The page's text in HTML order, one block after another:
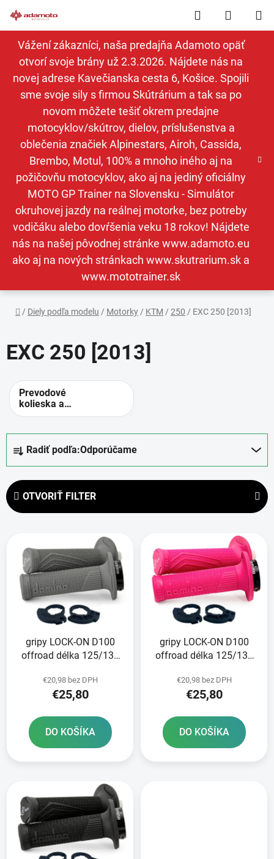
na
obsah
Vážení zákazníci, naša predajňa Adamoto opäť
otvorí svoje brány už 2.3.2026. Nájdete nás na
novej adrese Kavečianska cesta 6, Košice. Spojili
sme svoje sily s firmou Skútrárium a tak sa po
novom môžete tešiť okrem predajne
motocyklov/skútrov, dielov, príslušenstva a
oblečenia značiek Alpinestars, Airoh, Cassida,
Brembo, Motul, 100% a mnoho iného aj na
požičovňu motocyklov, ako aj na jediný oficiálny
MOTO GP Trainer na Slovensku - Simulátor
okruhovej jazdy na reálnej motorke, bez potreby
vodičáku alebo dovŕšenia veku 18 rokov! Nájdete
nás na našej pôvodnej stránke www.adamoto.eu
ako aj na nových stránkach www.skutrarium.sk a
www.mototrainer.sk
Hľadať
KOŠÍK
Domov
/ Diely podľa modelu / Motorky / KTM / 250 / EXC 250 [2013]
EXC 250 [2013]
Prevodové
kolieska a
rozety -
prevody
e
n
Radiť podľa:Odporúčame
OTVORIŤ FILTER
gripy LOCK-ON D100
offroad délka 125/130
šedé
€20,98 bez DPH
€25,80
DO KOŠÍKA
gripy LOCK-ON D100
offroad délka 125/130
růžov
€20,98 bez DPH
€25,80
DO KOŠÍKA